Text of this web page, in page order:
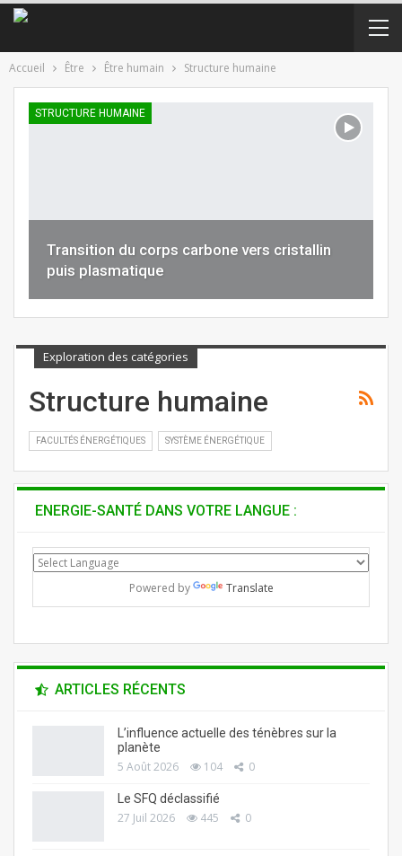
Accueil Être Être humain Structure humaine
STRUCTURE HUMAINE
Transition du corps carbone vers cristallin
puis plasmatique
Exploration des catégories
Structure humaine
FACULTÉS ÉNERGÉTIQUES SYSTÈME ÉNERGÉTIQUE
ENERGIE-SANTÉ DANS VOTRE LANGUE :
Powered by Translate
ARTICLES RÉCENTS
L’influence actuelle des ténèbres sur la
planète
5 Août 2026 104 0
Le SFQ déclassifié
27 Juil 2026 445 0